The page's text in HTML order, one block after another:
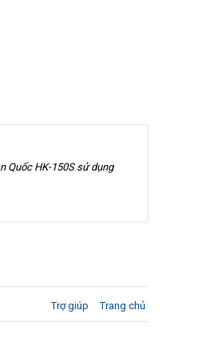
Quốc HK-150S sử dụng
Trợ giúp Trang chủ